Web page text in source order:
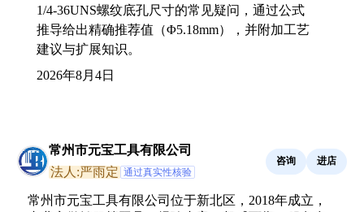
1/4-36UNS螺纹底孔尺寸的常见疑问，通过公式
推导给出精确推荐值（Φ5.18mm），并附加工艺
建议与扩展知识。
2026年8月4日
常州市元宝工具有限公司
法人:严雨定 通过真实性核验
咨询 进店
常州市元宝工具有限公司位于新北区，2018年成立，